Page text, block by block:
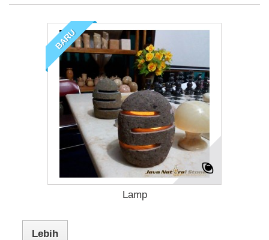
BARU
Lamp
Lebih